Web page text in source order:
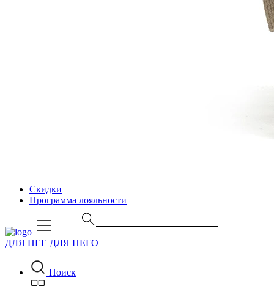
Скидки
Программа лояльности
ДЛЯ НЕЕ ДЛЯ НЕГО
Поиск